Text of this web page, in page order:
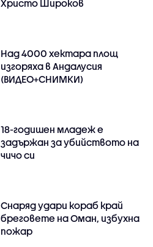
Христо Широков
Над 4000 хектара площ
изгоряха в Андалусия
(ВИДЕО+СНИМКИ)
18-годишен младеж е
задържан за убийството на
чичо си
Снаряд удари кораб край
бреговете на Оман, избухна
пожар